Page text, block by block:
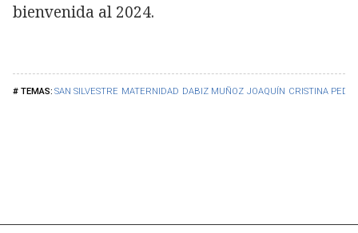
SAN SILVESTRE MATERNIDAD DABIZ MUÑOZ JOAQUÍN CRISTINA
bienvenida al 2024.